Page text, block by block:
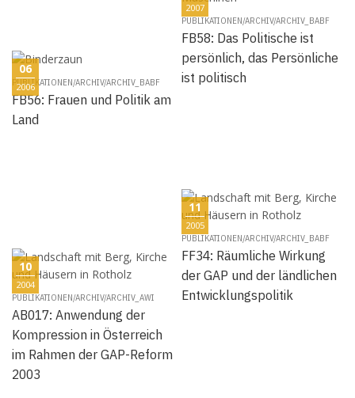
2007
PUBLIKATIONEN/ARCHIV/ARCHIV_BABF
FB58: Das Politische ist
persönlich, das Persönliche
ist politisch
06
2006
PUBLIKATIONEN/ARCHIV/ARCHIV_BABF
FB56: Frauen und Politik am
Land
11
2005
PUBLIKATIONEN/ARCHIV/ARCHIV_BABF
FF34: Räumliche Wirkung
der GAP und der ländlichen
Entwicklungspolitik
10
2004
PUBLIKATIONEN/ARCHIV/ARCHIV_AWI
AB017: Anwendung der
Kompression in Österreich
im Rahmen der GAP-Reform
2003